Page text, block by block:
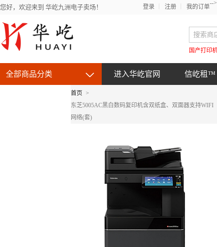
您好，欢迎来到 华屹九洲电子卖场！
-->
登录 注册 我的订单
国产打印
全部商品分类 进入华屹官网 信屹租™
首页 >
东芝5005AC黑白数码复印机含双纸盒、双面器支持WIFI
网络(套)